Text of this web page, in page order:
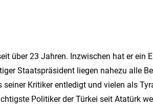
über 23 Jahren. Inzwischen hat er ein
Staatspräsident liegen nahezu alle
Kritiker entledigt und vielen als
Politiker der Türkei seit Atatürk